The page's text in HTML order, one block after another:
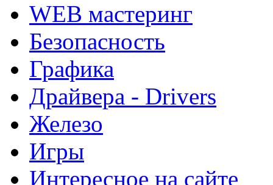
WEB мастеринг
Безопасность
Графика
Драйвера - Drivers
Железо
Игры
Интересное на сайте